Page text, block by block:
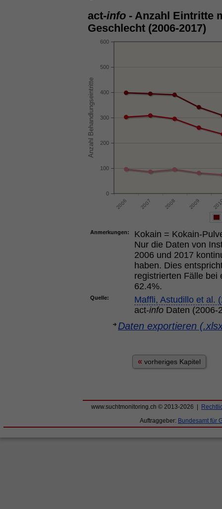
act-info - Anzahl Eintritte
Geschlecht (2006-2017)
0
100
200
300
400
500
600
Anmerkungen:
Kokain = Kokain-
Nur die Daten von
2006 und 2017
haben. Dies
registrierten Fälle bei
62.4%.
Quelle:
Maffli, Astudillo et al.
act-info Daten (2006-
Daten exportieren
« vorheriges Kapitel
www.suchtmonitoring.ch © 2013-2026 |
Auftraggeber: Bundesamt für